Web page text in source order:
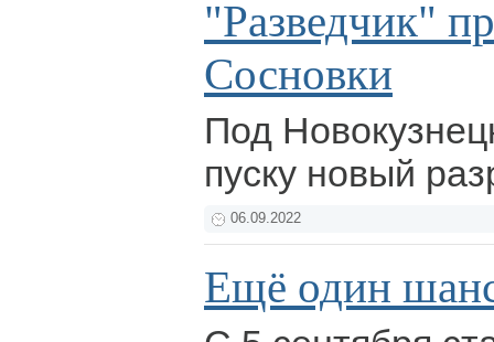
"Разведчик"
Сосновки
Под
пуску новый
06.09.2022
Ещё один